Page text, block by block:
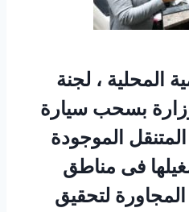
المحلية ، لجنة
بسحب سيارة
الموجودة
فى مناطق
لتحقيق